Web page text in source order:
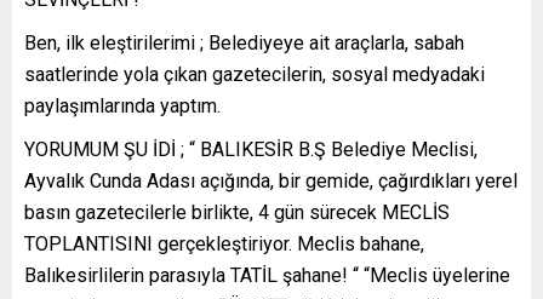
Ben, ilk eleştirilerimi ; Belediyeye ait araçlarla, sabah
saatlerinde yola çıkan gazetecilerin, sosyal medyadaki
paylaşımlarında yaptım.
YORUMUM ŞU İDİ ; “ BALIKESİR B.Ş Belediye Meclisi,
Ayvalık Cunda Adası açığında, bir gemide, çağırdıkları yerel
basın gazetecilerle birlikte, 4 gün sürecek MECLİS
TOPLANTISINI gerçekleştiriyor. Meclis bahane,
Balıkesirlilerin parasıyla TATİL şahane! “ “Meclis üyelerine